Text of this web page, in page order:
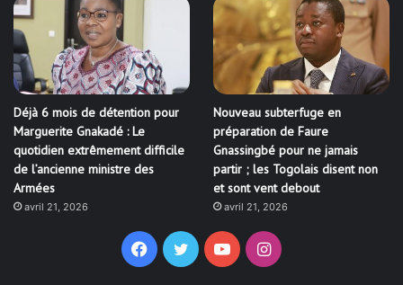
Déjà 6 mois de détention pour
Marguerite Gnakadé : Le
quotidien extrêmement difficile
de l’ancienne ministre des
Armées
avril 21, 2026
Nouveau subterfuge en
préparation de Faure
Gnassingbé pour ne jamais
partir ; les Togolais disent non
et sont vent debout
avril 21, 2026
Facebook
TwitterYouTubeInstagram